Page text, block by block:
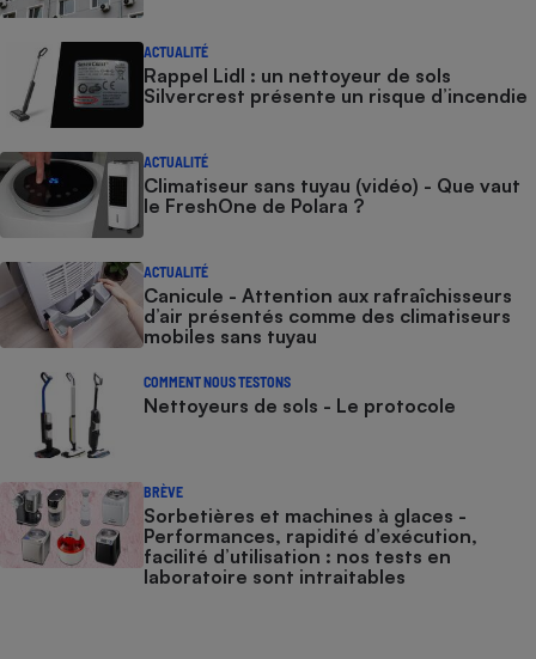
ACTUALITÉ
Rappel Lidl : un nettoyeur de sols
Silvercrest présente un risque d’incendie
ACTUALITÉ
Climatiseur sans tuyau (vidéo) - Que vaut
le FreshOne de Polara ?
ACTUALITÉ
Canicule - Attention aux rafraîchisseurs
d’air présentés comme des climatiseurs
mobiles sans tuyau
COMMENT NOUS TESTONS
Nettoyeurs de sols - Le protocole
BRÈVE
Sorbetières et machines à glaces​​​​​​ -
Performances, rapidité d’exécution,
facilité d’utilisation : nos tests en
laboratoire sont intraitables